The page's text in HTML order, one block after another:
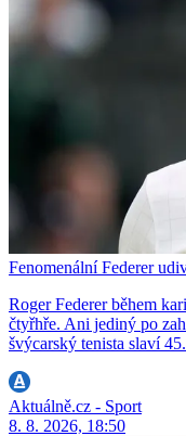
Fenomenální Federer
Roger Federer během
čtyřhře. Ani jediný po
švýcarský tenista slaví
Aktuálně.cz - Sport
8. 8. 2026, 18:50